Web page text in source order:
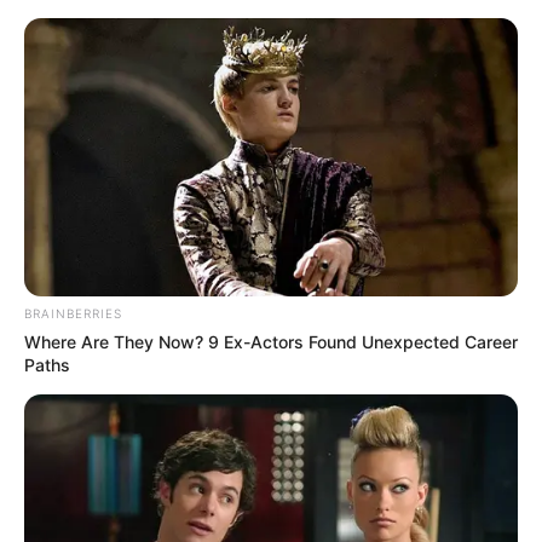
HOME
BRAINBERRIES
Where Are They Now? 9 Ex-Actors Found Unexpected Career
Paths